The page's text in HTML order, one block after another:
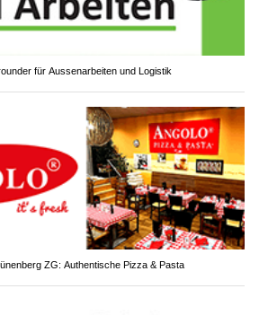
für Aussenarbeiten und Logistik
ZG: Authentische Pizza & Pasta